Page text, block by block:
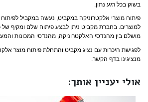
בשוק בכל רגע נתון.
פיתוח מוצרי אלקטרוניקה במקביט, נעשה במקביל לפיתוח
למוצרים. בחברת מקביט ניתן לבצע פיתוח שלם ומקיף של
מושלם בין מהנדסי האלקטרוניקה, מהנדסי המכונות
לפגישת היכרות עם נציג מקביט והתחלת פיתוח מוצר
מנציגינו בדף הקשר.
אולי יעניין אותך: